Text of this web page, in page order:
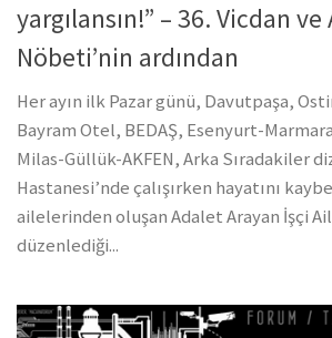
yargılansın!” – 36. Vicdan
Nöbeti’nin ardından
Her ayın ilk Pazar günü, Davutpaşa,
Bayram Otel, BEDAŞ, Esenyurt-
Milas-Güllük-AKFEN, Arka Sıradakiler
Hastanesi’nde çalışırken hayatını
ailelerinden oluşan Adalet Arayan İşçi
düzenlediği...